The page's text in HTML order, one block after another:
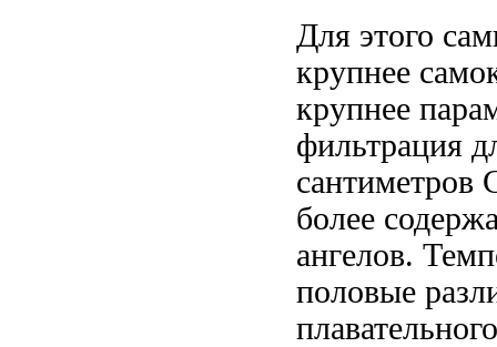
Для этого
крупнее
крупнее
фильтрация
сантиметров
более
ангелов.
половые
плавательного